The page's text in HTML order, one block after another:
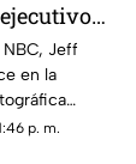
morbo de
actúa en
Jeff
en la
a
p. m.